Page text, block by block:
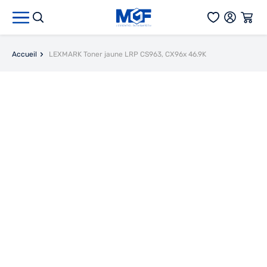
Accueil LEXMARK Toner jaune LRP CS963, CX96x 46.9K